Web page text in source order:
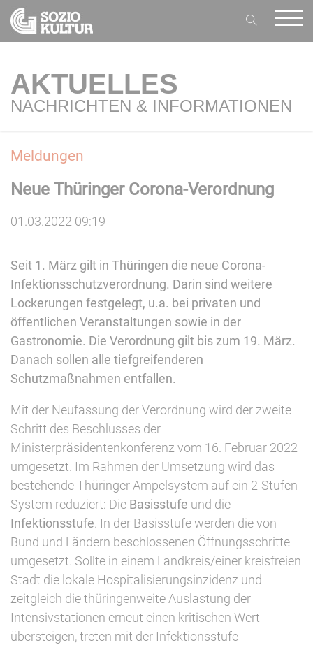
AKTUELLES
NACHRICHTEN & INFORMATIONEN
Meldungen
Neue Thüringer Corona-Verordnung
01.03.2022 09:19
Seit 1. März gilt in Thüringen die neue Corona-
Infektionsschutzverordnung. Darin sind weitere
Lockerungen festgelegt, u.a. bei privaten und
öffentlichen Veranstaltungen sowie in der
Gastronomie. Die Verordnung gilt bis zum 19. März.
Danach sollen alle tiefgreifenderen
Schutzmaßnahmen entfallen.
Mit der Neufassung der Verordnung wird der zweite
Schritt des Beschlusses der
Ministerpräsidentenkonferenz vom 16. Februar 2022
umgesetzt. Im Rahmen der Umsetzung wird das
bestehende Thüringer Ampelsystem auf ein 2-Stufen-
System reduziert: Die Basisstufe und die
Infektionsstufe . In der Basisstufe werden die von
Bund und Ländern beschlossenen Öffnungsschritte
umgesetzt. Sollte in einem Landkreis/einer kreisfreien
Stadt die lokale Hospitalisierungsinzidenz und
zeitgleich die thüringenweite Auslastung der
Intensivstationen erneut einen kritischen Wert
übersteigen, treten mit der Infektionsstufe